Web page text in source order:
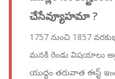
చేసేవ్యూహమా ?
1757 నుంచి 1857
మనకి రెండు విషయాలు
యుద్ధం తరువాత ఈస్ట్